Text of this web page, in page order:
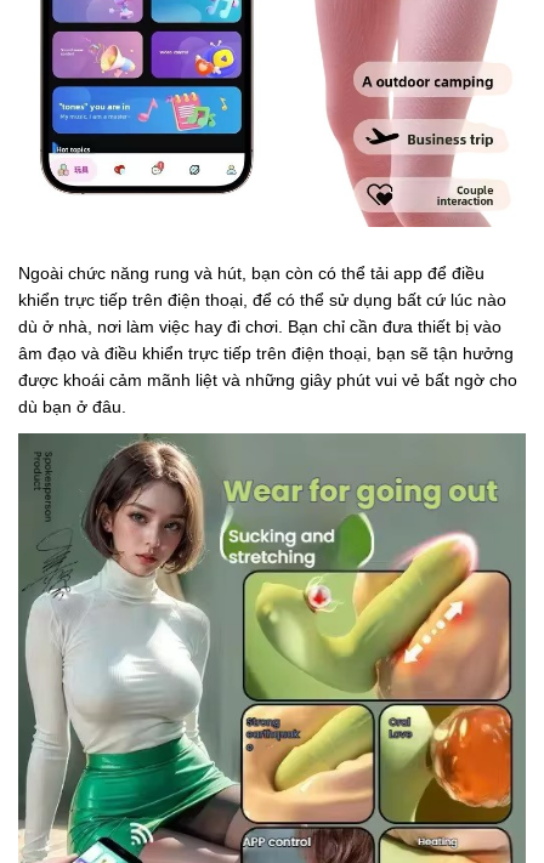
Ngoài chức năng rung và hút, bạn còn có thể tải app để điều
khiển trực tiếp trên điện thoại, để có thể sử dụng bất cứ lúc nào
dù ở nhà, nơi làm việc hay đi chơi. Bạn chỉ cần đưa thiết bị vào
âm đạo và điều khiển trực tiếp trên điện thoại, bạn sẽ tận hưởng
được khoái cảm mãnh liệt và những giây phút vui vẻ bất ngờ cho
dù bạn ở đâu.